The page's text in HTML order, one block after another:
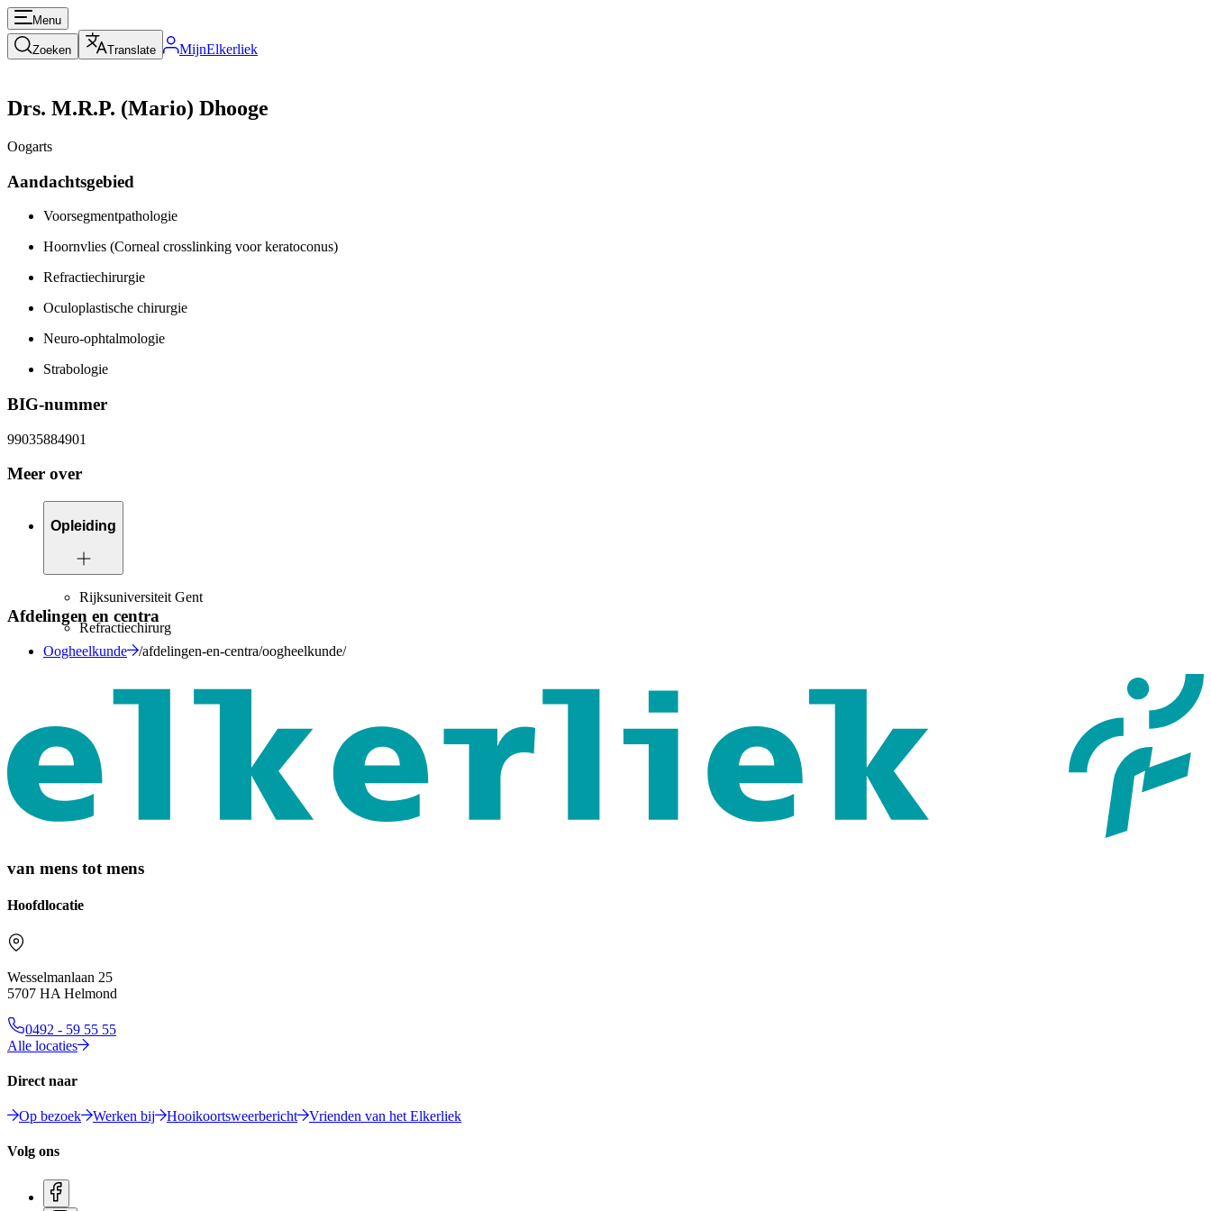
Menu
Zoeken Translate MijnElkerliek
Drs. M.R.P. (Mario) Dhooge
Oogarts
Aandachtsgebied
Voorsegmentpathologie
Hoornvlies (Corneal crosslinking voor keratoconus)
Refractiechirurgie
Oculoplastische chirurgie
Neuro-ophtalmologie
Strabologie
BIG-nummer
99035884901
Meer over
Opleiding
Rijksuniversiteit Gent
Refractiechirurg
Afdelingen en centra
Oogheelkunde /afdelingen-en-centra/oogheelkunde/
van mens tot mens
Hoofdlocatie
Wesselmanlaan 25
5707 HA Helmond
0492 - 59 55 55
Alle locaties
Direct naar
Op bezoek Werken bij Hooikoortsweerbericht Vrienden van het Elkerliek
Volg ons